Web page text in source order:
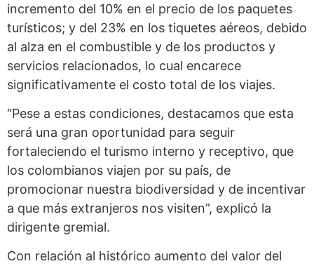
incremento del 10% en el precio de los paquetes
turísticos; y del 23% en los tiquetes aéreos, debido
al alza en el combustible y de los productos y
servicios relacionados, lo cual encarece
significativamente el costo total de los viajes.
“Pese a estas condiciones, destacamos que esta
será una gran oportunidad para seguir
fortaleciendo el turismo interno y receptivo, que
los colombianos viajen por su país, de
promocionar nuestra biodiversidad y de incentivar
a que más extranjeros nos visiten”, explicó la
dirigente gremial.
Con relación al histórico aumento del valor del